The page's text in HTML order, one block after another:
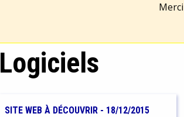
Logiciels
SITE WEB À DÉCOUVRIR - 18/12/2015